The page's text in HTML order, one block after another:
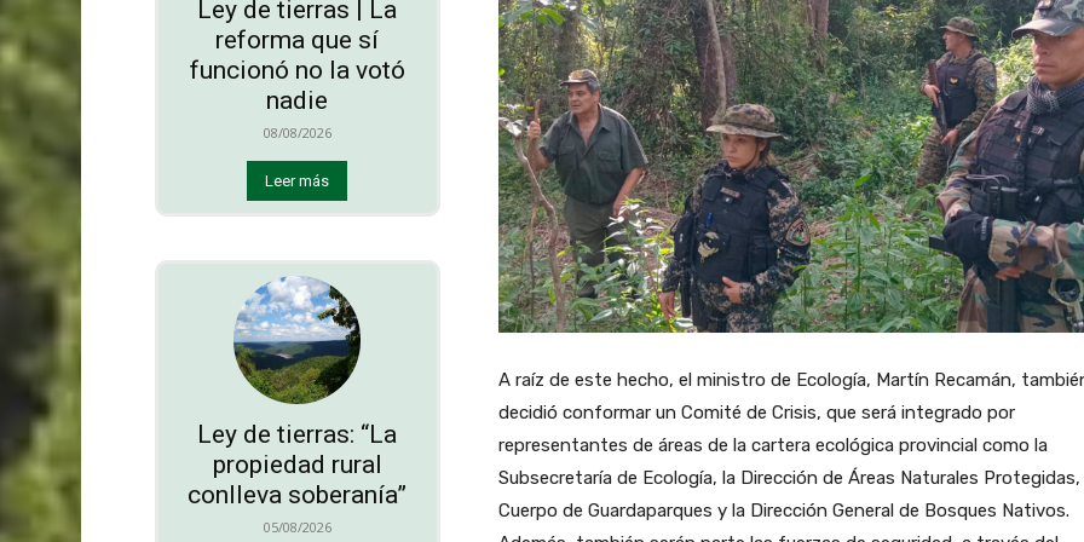
Ley de tierras | La
reforma que sí
funcionó no la votó
nadie
08/08/2026
Leer más
Ley de tierras: “La
propiedad rural
conlleva soberanía”
05/08/2026
A raíz de este hecho, el ministro de Ecología, Martín Recamán,
decidió conformar un Comité de Crisis, que será integrado por
representantes de áreas de la cartera ecológica provincial como la
Subsecretaría de Ecología, la Dirección de Áreas Naturales Protegidas,
Cuerpo de Guardaparques y la Dirección General de Bosques Nativos.